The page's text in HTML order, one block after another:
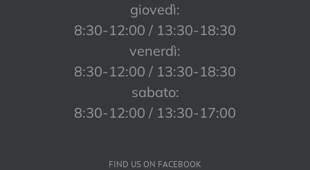
giovedì:
8:30-12:00 / 13:30-18:30
venerdì:
8:30-12:00 / 13:30-18:30
sabato:
8:30-12:00 / 13:30-17:00
FIND US ON FACEBOOK